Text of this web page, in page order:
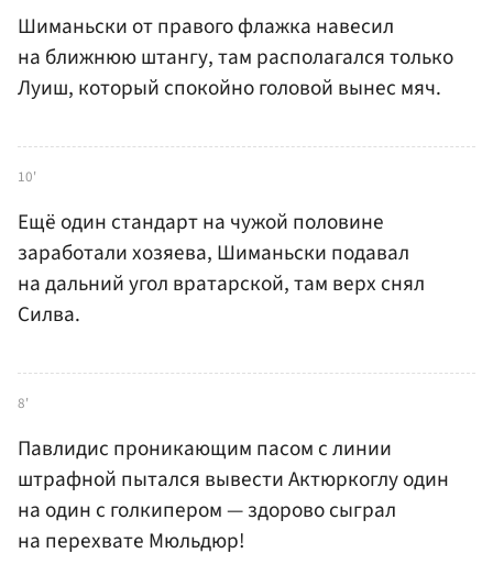
Шиманьски от правого флажка навесил
на ближнюю штангу, там располагался только
Луиш, который спокойно головой вынес мяч.
10'
Ещё один стандарт на чужой половине
заработали хозяева, Шиманьски подавал
на дальний угол вратарской, там верх снял
Силва.
8'
Павлидис проникающим пасом с линии
штрафной пытался вывести Актюркоглу один
на один с голкипером — здорово сыграл
на перехвате Мюльдюр!